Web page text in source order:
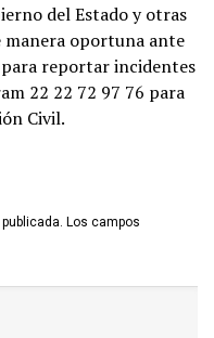
del Estado y otras
manera oportuna ante
reportar incidentes
22 22 72 97 76 para
Civil.
Los campos